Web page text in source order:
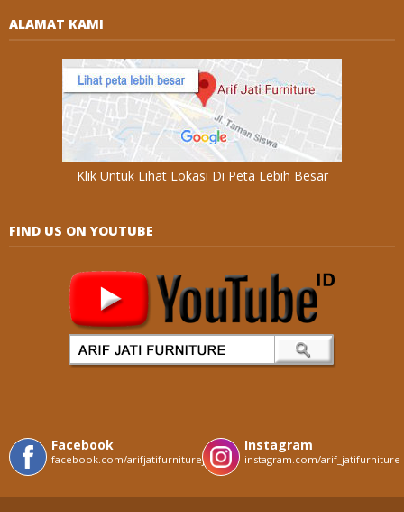
ALAMAT KAMI
Klik Untuk Lihat Lokasi Di Peta Lebih Besar
FIND US ON YOUTUBE
Facebook
facebook.com/arifjatifurniturejepara
Instagram
instagram.com/arif_jatifurniture